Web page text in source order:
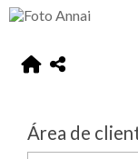
Área de